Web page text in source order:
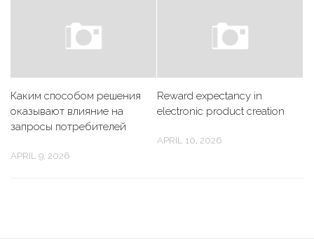
Каким способом решения
оказывают влияние на
запросы потребителей
APRIL 9, 2026
Reward expectancy in
electronic product creation
APRIL 10, 2026